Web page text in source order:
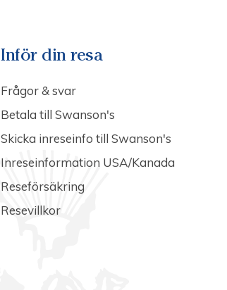
Inför din resa
Frågor & svar
Betala till Swanson's
Skicka inreseinfo till Swanson's
Inreseinformation USA/Kanada
Reseförsäkring
Resevillkor